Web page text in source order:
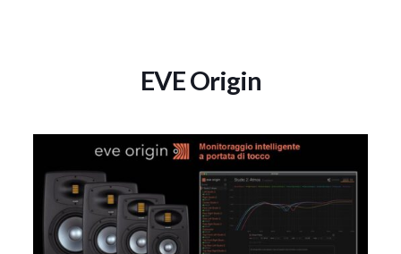
EVE Origin